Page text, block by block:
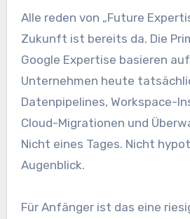
Alle reden von „Future
Zukunft ist bereits da. Die
Google Expertise basieren
Unternehmen heute
Datenpipelines, Workspace-
Cloud-Migrationen und
Nicht eines Tages. Nicht
Augenblick.
Für Anfänger ist das eine